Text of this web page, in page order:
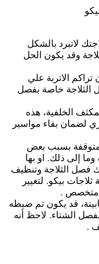
لاتبرد بالشكل
وقد يكون الحل
تراكم الاتربة علي
الثلاجة خاصة بفصل
الخلفية، هذه
لضمان بقاء مواسير
متوقفة بسبب بعض
وما إلى ذلك. او بها
فصل الثلاجة وتنظيف
بيكو. لتغيير
متخصص .
قد يكون تم ضبطه
الشتاء. لاحظ أنه
.